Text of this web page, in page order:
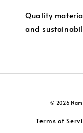
Quality
and
© 2026
Terms of